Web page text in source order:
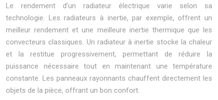
Le rendement d’un radiateur électrique varie selon sa
technologie. Les radiateurs à inertie, par exemple, offrent un
meilleur rendement et une meilleure inertie thermique que les
convecteurs classiques. Un radiateur à inertie stocke la chaleur
et la restitue progressivement, permettant de réduire la
puissance nécessaire tout en maintenant une température
constante. Les panneaux rayonnants chauffent directement les
objets de la pièce, offrant un bon confort.